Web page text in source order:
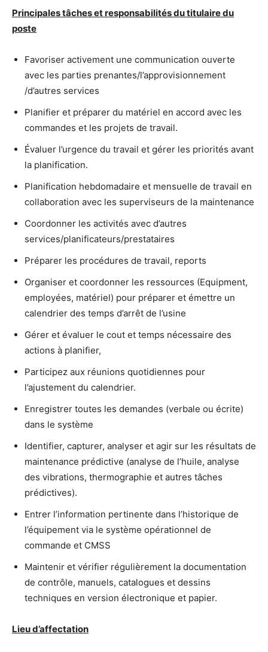
Principales tâches et responsabilités du titulaire du
poste
Favoriser activement une communication ouverte
avec les parties prenantes/l’approvisionnement
/d’autres services
Planifier et préparer du matériel en accord avec les
commandes et les projets de travail.
Évaluer l’urgence du travail et gérer les priorités avant
la planification.
Planification hebdomadaire et mensuelle de travail en
collaboration avec les superviseurs de la maintenance
Coordonner les activités avec d’autres
services/planificateurs/prestataires
Préparer les procédures de travail, reports
Organiser et coordonner les ressources (Equipment,
employées, matériel) pour préparer et émettre un
calendrier des temps d’arrêt de l’usine
Gérer et évaluer le cout et temps nécessaire des
actions à planifier,
Participez aux réunions quotidiennes pour
l’ajustement du calendrier.
Enregistrer toutes les demandes (verbale ou écrite)
dans le système
Identifier, capturer, analyser et agir sur les résultats de
maintenance prédictive (analyse de l’huile, analyse
des vibrations, thermographie et autres tâches
prédictives).
Entrer l’information pertinente dans l’historique de
l’équipement via le système opérationnel de
commande et CMSS
Maintenir et vérifier régulièrement la documentation
de contrôle, manuels, catalogues et dessins
techniques en version électronique et papier.
Lieu d’affectation